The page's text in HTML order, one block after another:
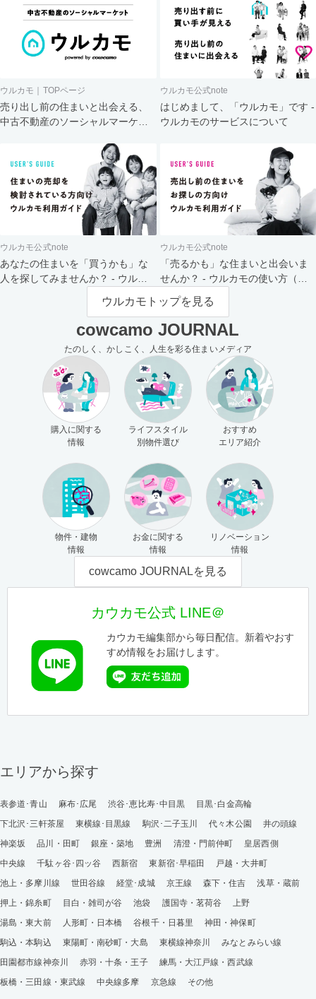
ウルカモ｜TOPページ
売り出し前の住まいと出会える、
中古不動産のソーシャルマーケッ
ウルカモ公式note
はじめまして、「ウルカモ」です -
ウルカモのサービスについて
ウルカモ公式note
あなたの住まいを「買うかも」な
人を探してみませんか？ - ウルカ
ウルカモ公式note
「売るかも」な住まいと出会いま
せんか？ - ウルカモの使い方（買
主さま向け）
ウルカモトップを見る
cowcamo JOURNAL
たのしく、かしこく、人生を彩る住まいメディア
購入に関する
情報
ライフスタイル
別物件選び
おすすめ
エリア紹介
物件・建物
情報
お金に関する
情報
リノベーション
情報
cowcamo JOURNALを見る
カウカモ公式 LINE＠
カウカモ編集部から毎日配信。新着やおす
すめ情報をお届けします。
エリアから探す
表参道･青山 麻布･広尾 渋谷･恵比寿･中目黒
目黒･白金高輪
下北沢･三軒茶屋
東横線･目黒線 駒沢･二子玉川 代々木公園
井の頭線
神楽坂
品川・田町 銀座・築地 豊洲 清澄・門前仲町
皇居西側
中央線
千駄ヶ谷･四ッ谷 西新宿 東新宿･早稲田
戸越・大井町
池上・多摩川線
世田谷線 経堂･成城 京王線 森下・住吉
浅草・蔵前
押上・錦糸町
目白・雑司が谷 池袋 護国寺・茗荷谷
上野
湯島・東大前
人形町・日本橋 谷根千・日暮里
神田・神保町
駒込・本駒込
東陽町・南砂町・大島 東横線神奈川
みなとみらい線
田園都市線神奈川
赤羽・十条・王子
練馬・大江戸線・西武線
板橋・三田線・東武線
中央線多摩 京急線 その他